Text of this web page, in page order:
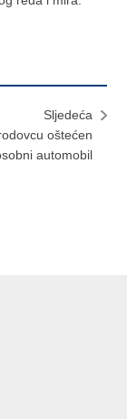
Sljedeća
oštećen
automobil